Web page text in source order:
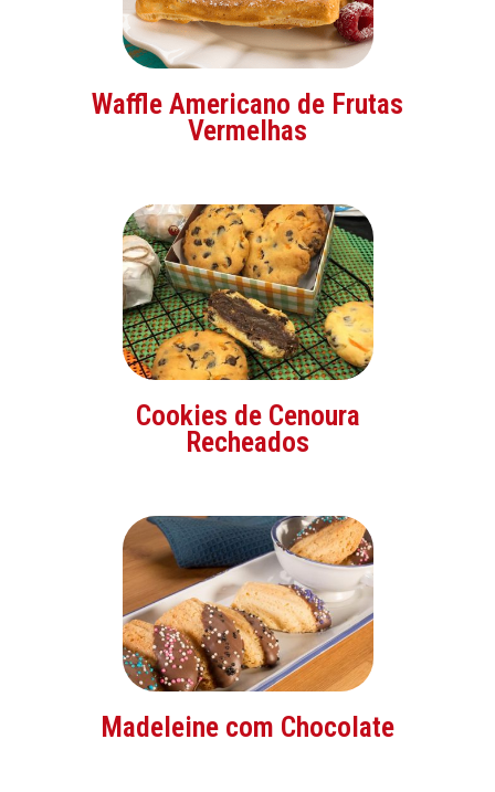
Waffle Americano de Frutas
Vermelhas
Cookies de Cenoura
Recheados
Madeleine com Chocolate